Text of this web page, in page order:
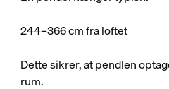
244–366 cm fra loftet
Dette sikrer, at pendlen
rum.